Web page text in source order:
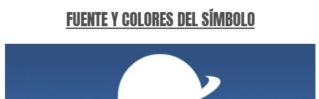
FUENTE Y COLORES DEL SÍMBOLO